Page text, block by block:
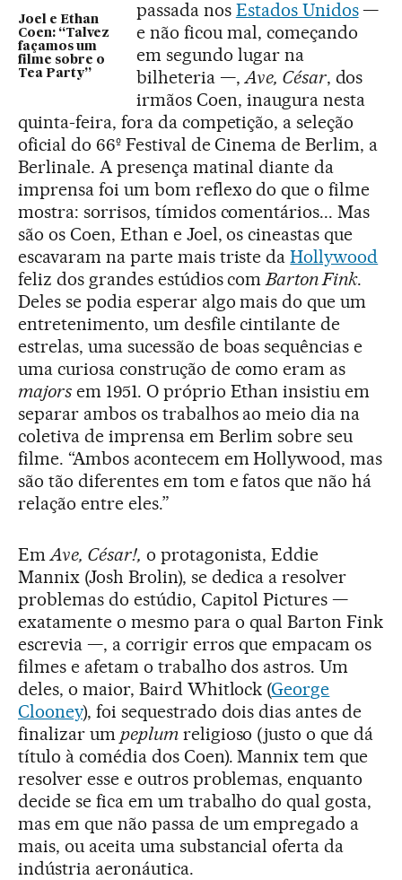
Joel e Ethan
Coen: “Talvez
façamos um
filme sobre o
Tea Party”
passada nos Estados Unidos—
e não ficou mal, começando
em segundo lugar na
bilheteria —,Ave, César, dos
irmãos Coen, inaugura nesta
quinta-feira, fora da competição, a seleção
oficial do 66º Festival de Cinema de Berlim, a
Berlinale. A presença matinal diante da
imprensa foi um bom reflexo do que o filme
mostra: sorrisos, tímidos comentários... Mas
são os Coen, Ethan e Joel, os cineastas que
escavaram na parte mais triste daHollywood
feliz dos grandes estúdios comBarton Fink.
Deles se podia esperar algo mais do que um
entretenimento, um desfile cintilante de
estrelas, uma sucessão de boas sequências e
uma curiosa construção de como eram as
majorsem 1951. O próprio Ethan insistiu em
separar ambos os trabalhos ao meio dia na
coletiva de imprensa em Berlim sobre seu
filme. “Ambos acontecem em Hollywood, mas
são tão diferentes em tom e fatos que não há
relação entre eles.”
EmAve, César!, o protagonista, Eddie
Mannix (Josh Brolin), se dedica a resolver
problemas do estúdio, Capitol Pictures —
exatamente o mesmo para o qual Barton Fink
escrevia —, a corrigir erros que empacam os
filmes e afetam o trabalho dos astros. Um
deles, o maior, Baird Whitlock (George
Clooney), foi sequestrado dois dias antes de
finalizar um peplumreligioso (justo o que dá
título à comédia dos Coen). Mannix tem que
resolver esse e outros problemas, enquanto
decide se fica em um trabalho do qual gosta,
mas em que não passa de um empregado a
mais, ou aceita uma substancial oferta da
indústria aeronáutica.